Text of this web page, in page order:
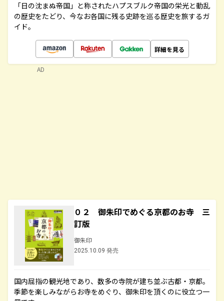
「日の沈まぬ帝国」と称されたハプスブルク帝国の栄光と動乱
の歴史をたどり、今なお各国に残る史跡を巡る歴史を旅するガ
イド。
詳細を見る
０２ 御朱印でめぐる京都のお寺 三
訂版
御朱印
2025.10.09 発売
国内屈指の観光地であり、数多の寺院が建ち並ぶ古都・京都。
季節を楽しみながらお寺をめぐり、御朱印を頂くのに役立つ一
AD